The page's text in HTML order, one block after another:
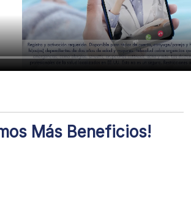
Más Beneficios!